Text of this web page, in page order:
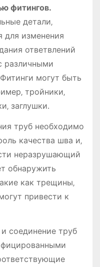
фитингов․
детали‚
для изменения
ответвлений
различными
могут быть
тройники‚
заглушки․
труб необходимо
качества шва и‚
неразрушающий
обнаружить
как трещины‚
привести к
соединение труб